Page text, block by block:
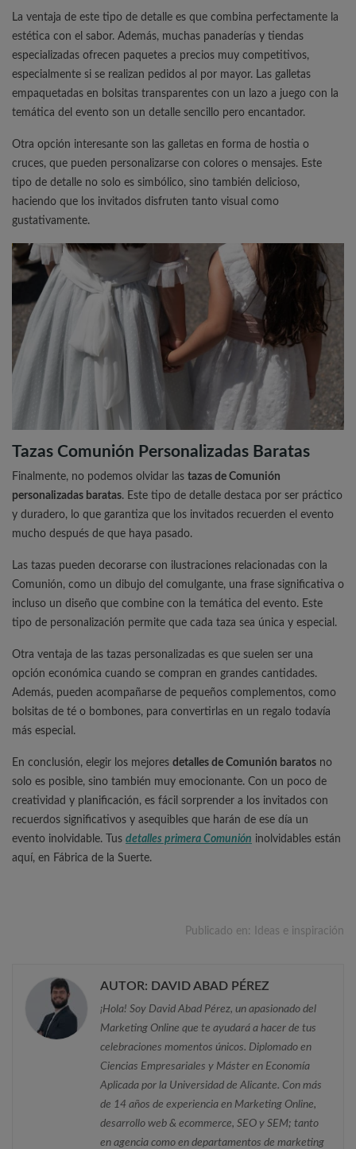
La ventaja de este tipo de detalle es que combina perfectamente la
estética con el sabor. Además, muchas panaderías y tiendas
especializadas ofrecen paquetes a precios muy competitivos,
especialmente si se realizan pedidos al por mayor. Las galletas
empaquetadas en bolsitas transparentes con un lazo a juego con la
temática del evento son un detalle sencillo pero encantador.
Otra opción interesante son las galletas en forma de hostia o
cruces, que pueden personalizarse con colores o mensajes. Este
tipo de detalle no solo es simbólico, sino también delicioso,
haciendo que los invitados disfruten tanto visual como
gustativamente.
Tazas Comunión Personalizadas Baratas
Finalmente, no podemos olvidar las tazas de Comunión
personalizadas baratas. Este tipo de detalle destaca por ser práctico
y duradero, lo que garantiza que los invitados recuerden el evento
mucho después de que haya pasado.
Las tazas pueden decorarse con ilustraciones relacionadas con la
Comunión, como un dibujo del comulgante, una frase significativa o
incluso un diseño que combine con la temática del evento. Este
tipo de personalización permite que cada taza sea única y especial.
Otra ventaja de las tazas personalizadas es que suelen ser una
opción económica cuando se compran en grandes cantidades.
Además, pueden acompañarse de pequeños complementos, como
bolsitas de té o bombones, para convertirlas en un regalo todavía
más especial.
En conclusión, elegir los mejores detalles de Comunión baratos no
solo es posible, sino también muy emocionante. Con un poco de
creatividad y planificación, es fácil sorprender a los invitados con
recuerdos significativos y asequibles que harán de ese día un
evento inolvidable. Tus detalles primera Comunión inolvidables están
aquí, en Fábrica de la Suerte.
Publicado en: Ideas e inspiración
AUTOR: DAVID ABAD PÉREZ
¡Hola! Soy David Abad Pérez, un apasionado del
Marketing Online que te ayudará a hacer de tus
celebraciones momentos únicos. Diplomado en
Ciencias Empresariales y Máster en Economía
Aplicada por la Universidad de Alicante. Con más
de 14 años de experiencia en Marketing Online,
desarrollo web & ecommerce, SEO y SEM; tanto
en agencia como en departamentos de marketing